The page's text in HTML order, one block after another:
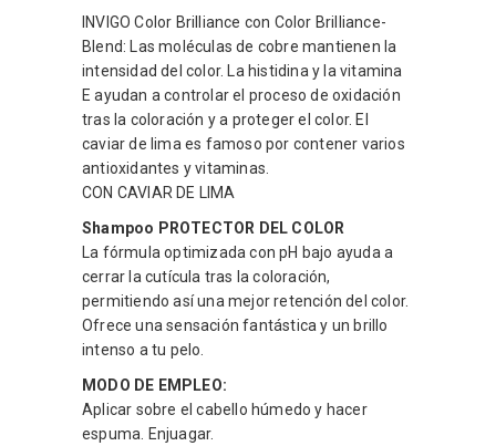
INVIGO Color Brilliance con Color Brilliance-
Blend: Las moléculas de cobre mantienen la
intensidad del color. La histidina y la vitamina
E ayudan a controlar el proceso de oxidación
tras la coloración y a proteger el color. El
caviar de lima es famoso por contener varios
antioxidantes y vitaminas.
CON CAVIAR DE LIMA
Shampoo PROTECTOR DEL COLOR
La fórmula optimizada con pH bajo ayuda a
cerrar la cutícula tras la coloración,
permitiendo así una mejor retención del color.
Ofrece una sensación fantástica y un brillo
intenso a tu pelo.
MODO DE EMPLEO:
Aplicar sobre el cabello húmedo y hacer
espuma. Enjuagar.